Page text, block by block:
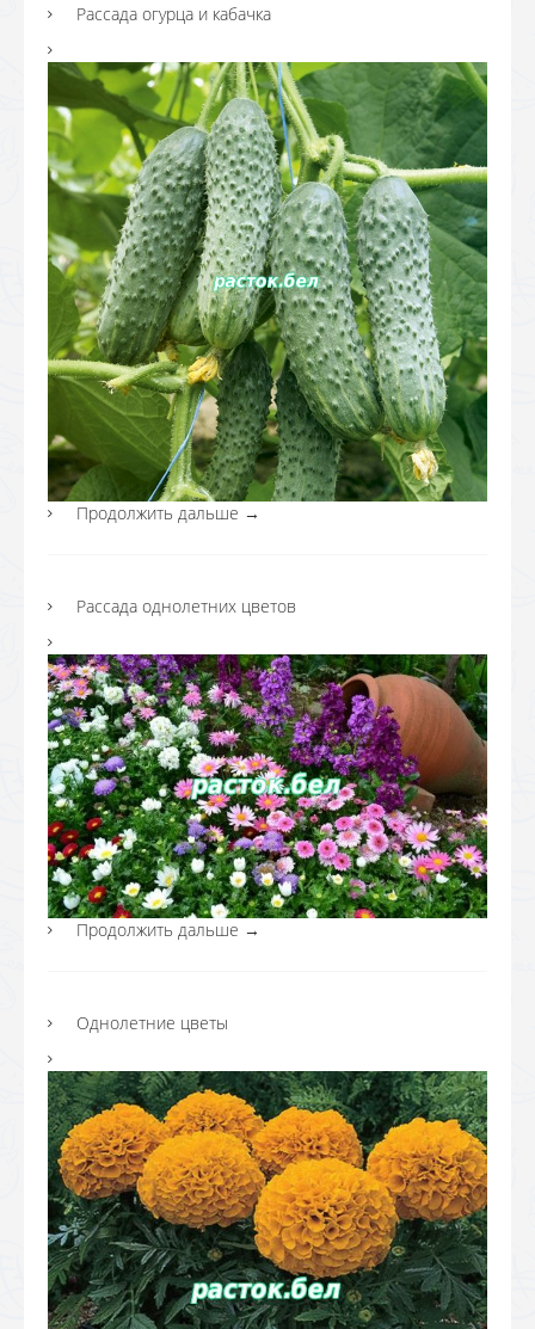
Рассада огурца и кабачка
Продолжить дальше →
Рассада однолетних цветов
Продолжить дальше →
Однолетние цветы